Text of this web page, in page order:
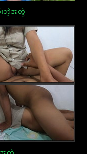
တီးတဲ့အတွဲ